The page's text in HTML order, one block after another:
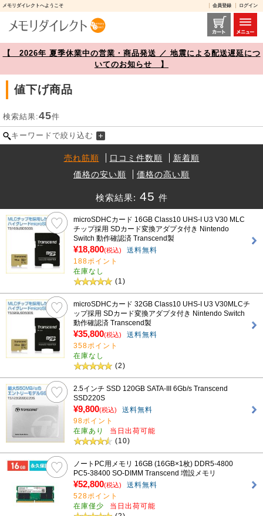
メモリダイレクトへようこそ 会員登録 ログイン
値下げ商品 商品一覧【メモリダイレクト】
【 2026年 夏季休業中の営業・商品発送 ／ 地震による配送遅延につ
いてのお知らせ 】
値下げ商品
検索結果:45件
キーワードで絞り込む
売れ筋順 口コミ件数順
新着順
価格の安い順
価格の高い順
検索結果: 45 件
microSDHCカード 16GB Class10 UHS-I U3 V30 MLC
チップ採用 SDカード変換アダプタ付き Nintendo
Switch 動作確認済 Transcend製
¥18,800(税込)
送料無料
188ポイント
在庫なし
(1)
microSDHCカード 32GB Class10 UHS-I U3 V30MLCチ
ップ採用 SDカード変換アダプタ付き Nintendo Switch
動作確認済 Transcend製
¥35,800(税込)
送料無料
358ポイント
在庫なし
(2)
2.5インチ SSD 120GB SATA-III 6Gb/s Transcend
SSD220S
¥9,800(税込)
送料無料
98ポイント
在庫あり
当日出荷可能
(10)
ノートPC用メモリ 16GB (16GB×1枚) DDR5-4800
PC5-38400 SO-DIMM Transcend 増設メモリ
¥52,800(税込)
送料無料
528ポイント
在庫僅少
当日出荷可能